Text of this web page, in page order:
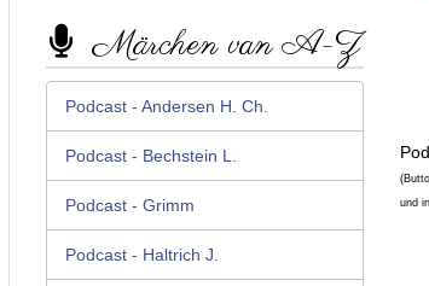
Märchen van A-Z
Podcast - Andersen H. Ch.
Podcast - Bechstein L.
Podcast - Grimm
Podcast - Haltrich J.
und